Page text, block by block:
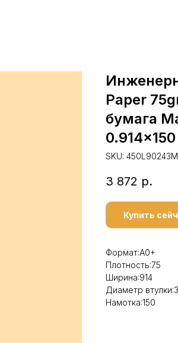
Paper
бумага
SKU: 450L90243M
3 872 р.
Купить
Формат:А0+
Плотность:75
Ширина:914
Диаметр
Намотка:150